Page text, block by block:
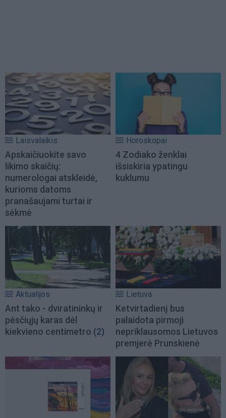
Laisvalaikis
Apskaičiuokite savo
likimo skaičių:
numerologai atskleidė,
kurioms datoms
pranašaujami turtai ir
sėkmė
Horoskopai
4 Zodiako ženklai
išsiskiria ypatingu
kuklumu
Aktualijos
Ant tako - dviratininkų ir
pėsčiųjų karas dėl
kiekvieno centimetro (2)
Lietuva
Ketvirtadienį bus
palaidota pirmoji
nepriklausomos Lietuvos
premjerė Prunskienė